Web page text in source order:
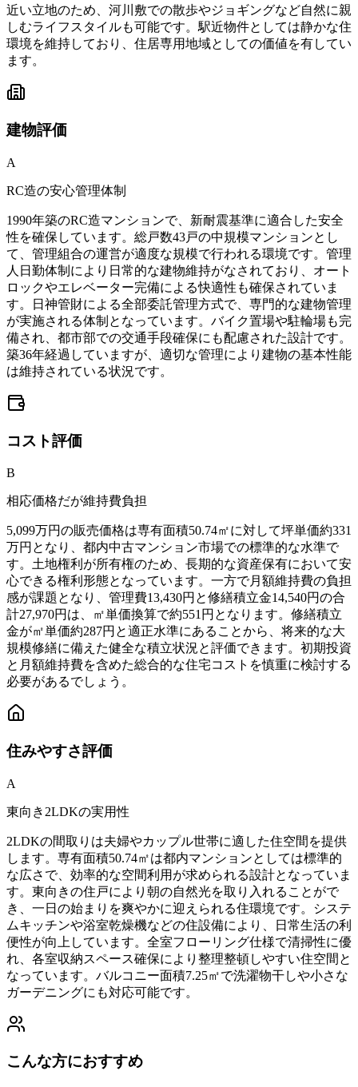
近い立地のため、河川敷での散歩やジョギングなど自然に親
しむライフスタイルも可能です。駅近物件としては静かな住
環境を維持しており、住居専用地域としての価値を有してい
ます。
建物評価
A
RC造の安心管理体制
1990年築のRC造マンションで、新耐震基準に適合した安全
性を確保しています。総戸数43戸の中規模マンションとし
て、管理組合の運営が適度な規模で行われる環境です。管理
人日勤体制により日常的な建物維持がなされており、オート
ロックやエレベーター完備による快適性も確保されていま
す。日神管財による全部委託管理方式で、専門的な建物管理
が実施される体制となっています。バイク置場や駐輪場も完
備され、都市部での交通手段確保にも配慮された設計です。
築36年経過していますが、適切な管理により建物の基本性能
は維持されている状況です。
コスト評価
B
相応価格だが維持費負担
5,099万円の販売価格は専有面積50.74㎡に対して坪単価約331
万円となり、都内中古マンション市場での標準的な水準で
す。土地権利が所有権のため、長期的な資産保有において安
心できる権利形態となっています。一方で月額維持費の負担
感が課題となり、管理費13,430円と修繕積立金14,540円の合
計27,970円は、㎡単価換算で約551円となります。修繕積立
金が㎡単価約287円と適正水準にあることから、将来的な大
規模修繕に備えた健全な積立状況と評価できます。初期投資
と月額維持費を含めた総合的な住宅コストを慎重に検討する
必要があるでしょう。
住みやすさ評価
A
東向き2LDKの実用性
2LDKの間取りは夫婦やカップル世帯に適した住空間を提供
します。専有面積50.74㎡は都内マンションとしては標準的
な広さで、効率的な空間利用が求められる設計となっていま
す。東向きの住戸により朝の自然光を取り入れることがで
き、一日の始まりを爽やかに迎えられる住環境です。システ
ムキッチンや浴室乾燥機などの住設備により、日常生活の利
便性が向上しています。全室フローリング仕様で清掃性に優
れ、各室収納スペース確保により整理整頓しやすい住空間と
なっています。バルコニー面積7.25㎡で洗濯物干しや小さな
ガーデニングにも対応可能です。
こんな方におすすめ